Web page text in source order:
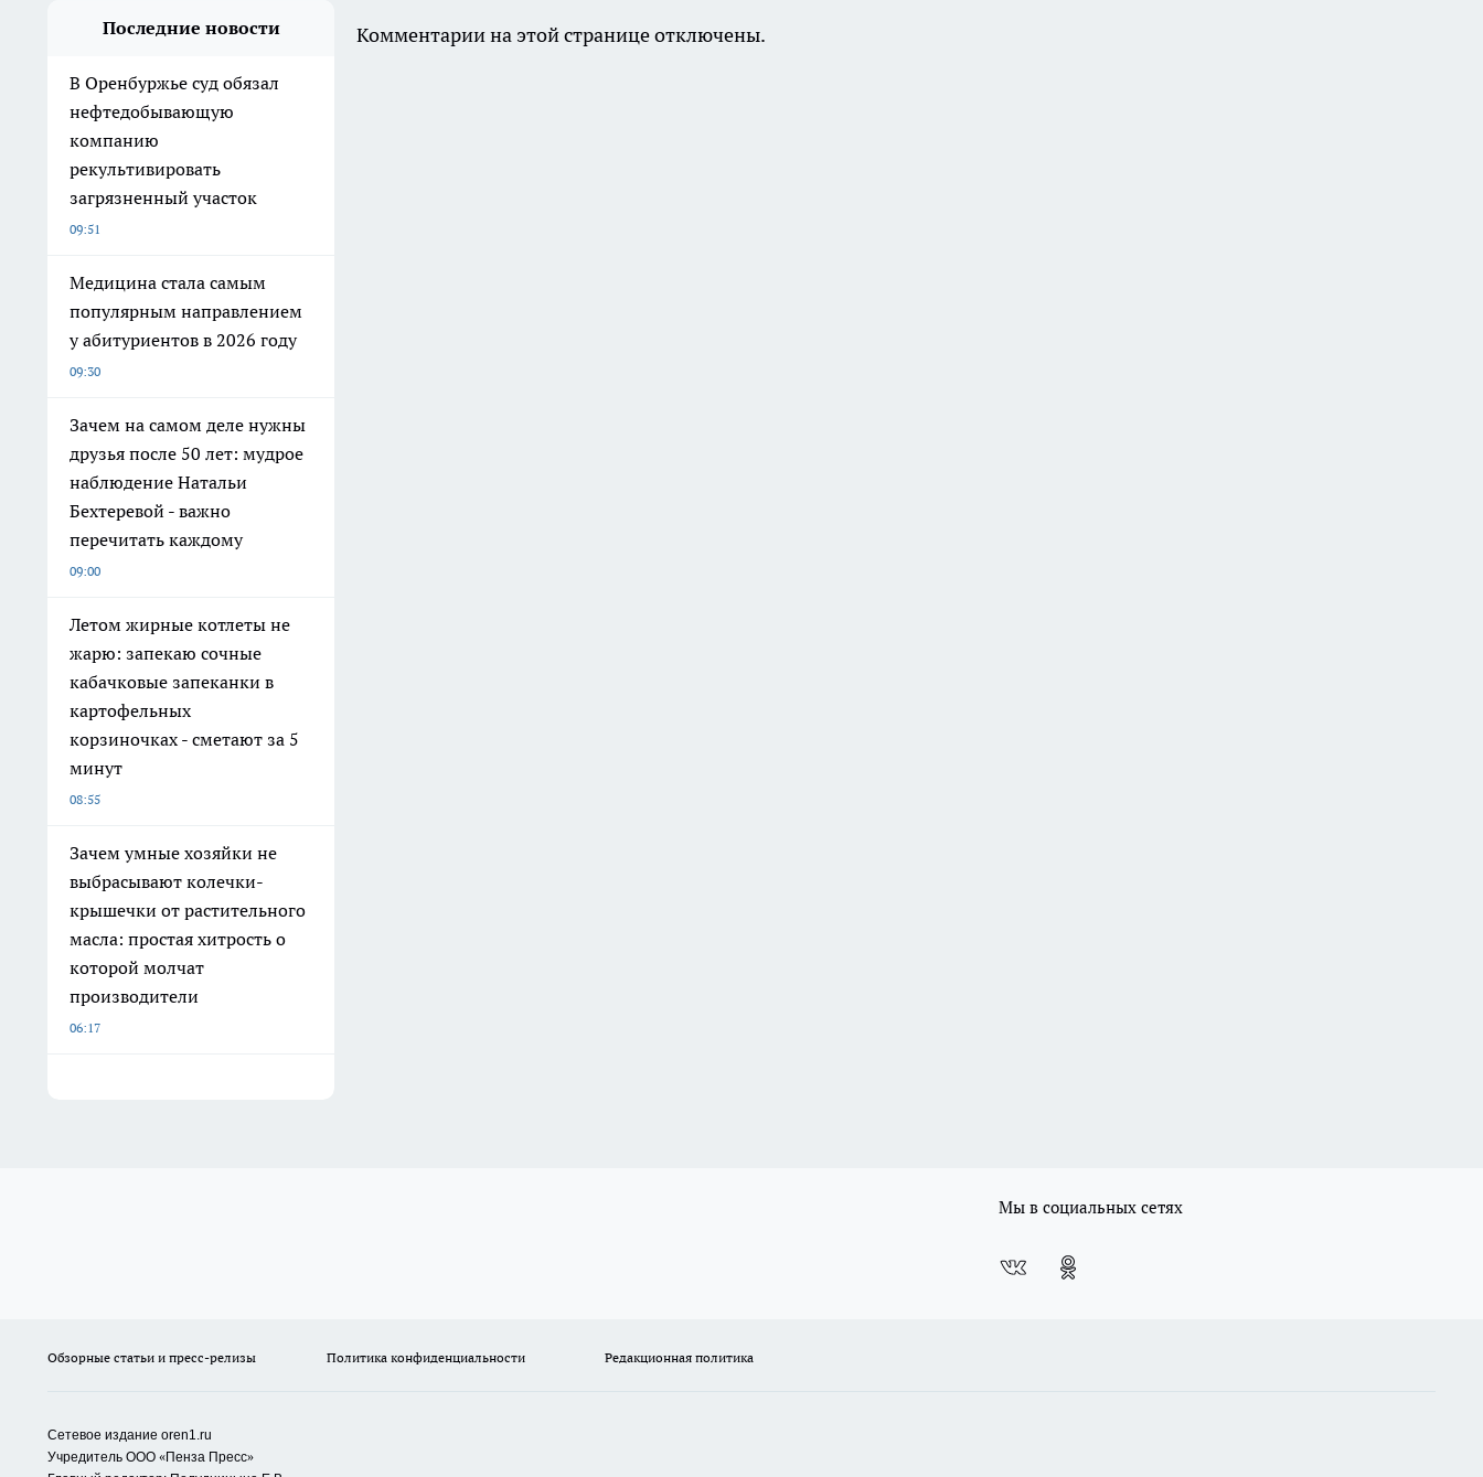
Последние новости
В Оренбуржье суд обязал
нефтедобывающую
компанию
рекультивировать
загрязненный участок
09:51
Медицина стала самым
популярным направлением
у абитуриентов в 2026 году
09:30
Зачем на самом деле нужны
друзья после 50 лет: мудрое
наблюдение Натальи
Бехтеревой - важно
перечитать каждому
09:00
Летом жирные котлеты не
жарю: запекаю сочные
кабачковые запеканки в
картофельных
корзиночках - сметают за 5
минут
08:55
Зачем умные хозяйки не
выбрасывают колечки-
крышечки от растительного
масла: простая хитрость о
которой молчат
производители
06:17
Комментарии на этой странице отключены.
Мы в социальных сетях
Обзорные статьи и пресс-релизы Политика конфиденциальности Редакционная политика
Сетевое издание oren1.ru
Учредитель ООО «Пенза Пресс»